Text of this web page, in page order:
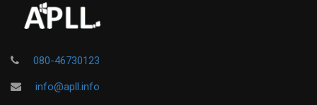
080-46730123
info@apll.info